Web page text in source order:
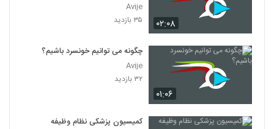
۰۲:۰۸
Avije
۳۵ بازدید
۰۱:۰۶
چگونه می توانیم خونسرد باشیم؟
Avije
۳۲ بازدید
کمیسیون پزشکی نظام وظیفه